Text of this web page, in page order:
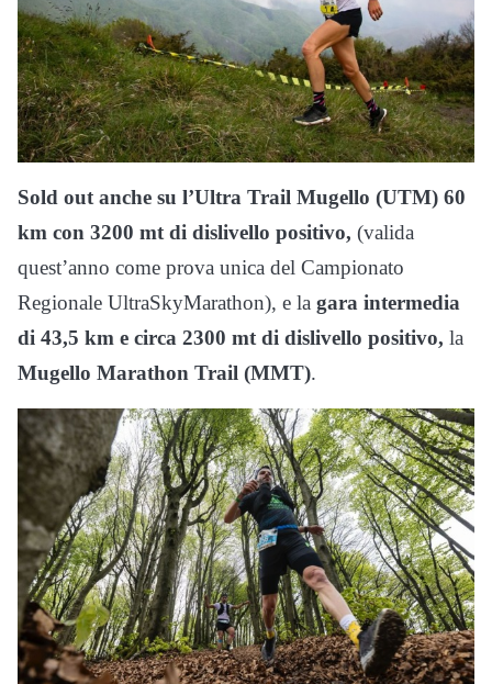
Sold out anche su l’Ultra Trail Mugello (UTM) 60
km con 3200 mt di dislivello positivo, (valida
quest’anno come prova unica del Campionato
Regionale UltraSkyMarathon), e la gara intermedia
di 43,5 km e circa 2300 mt di dislivello positivo, la
Mugello Marathon Trail (MMT).